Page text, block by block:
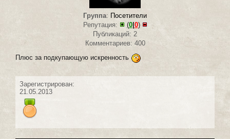
Группа: Посетители
Репутация:
(0| 0)
Публикаций: 2
Комментариев: 400
Плюс за подкупающую искренность
Зарегистрирован:
21.05.2013